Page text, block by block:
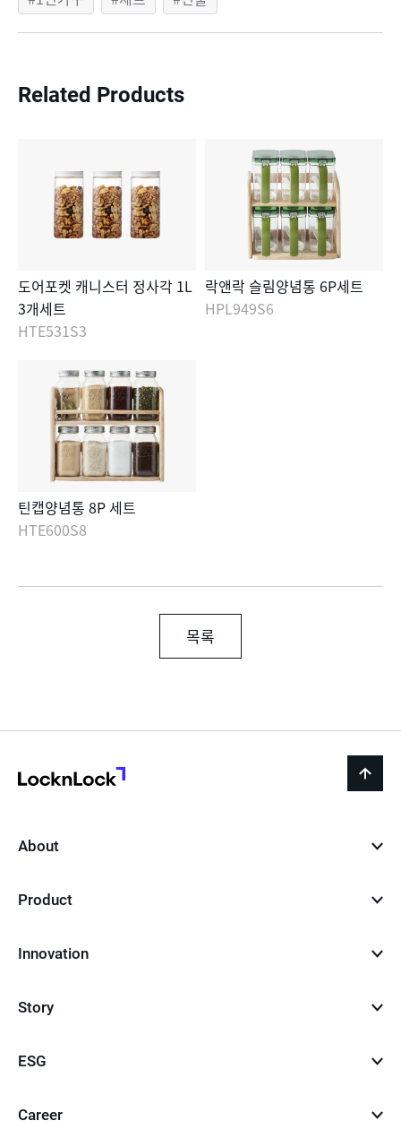
Related Products
도어포켓 캐니스터 정사각 1L
3개세트
HTE531S3
락앤락 슬림양념통 6P세트
HPL949S6
틴캡양념통 8P 세트
HTE600S8
목록
back
About
Product
Innovation
Story
ESG
Career